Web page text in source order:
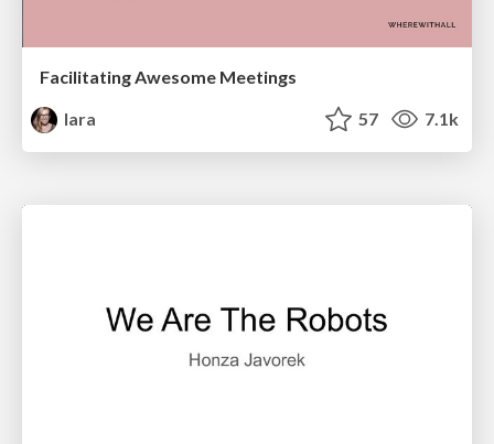
Facilitating Awesome Meetings
lara
57 7.1k